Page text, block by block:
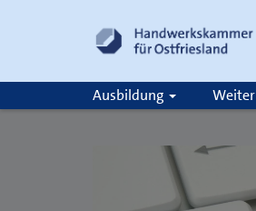
Ausbildung